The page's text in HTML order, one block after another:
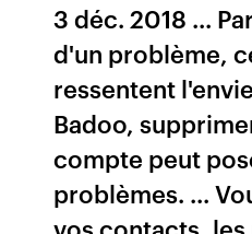
3 déc. 2018 ...
d'un problème,
ressentent
Badoo,
compte peut
problèmes. ...